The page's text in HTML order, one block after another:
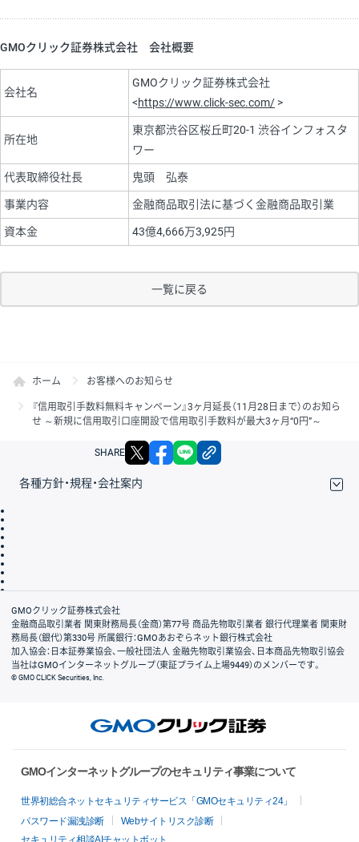
GMOクリック証券株式会社 会社概要
会社名
GMOクリック証券株式会社
<https://www.click-sec.com/ >
所在地
東京都渋谷区桜丘町20-1 渋谷インフォスタ
ワー
代表取締役社長 鬼頭 弘泰
事業内容 金融商品取引法に基づく金融商品取引業
資本金 43億4,666万3,925円
一覧に戻る
ホーム お客様へのお知らせ
『信用取引手数料無料キャンペーン』3ヶ月延長（11月28日まで）のお知ら
せ ～新規に信用取引口座開設で信用取引手数料が最大3ヶ月“0円”～
SHARE X facebook
各種方針・規程・会社案内
会社案内
GMOクリック証券株式会社
金融商品取引業者 関東財務局長（金商）第77号 商品先物取引業者 銀行代理業者 関東財
務局長（銀代）第330号 所属銀行：GMOあおぞらネット銀行株式会社
加入協会：日本証券業協会、一般社団法人 金融先物取引業協会、日本商品先物取引協会
当社はGMOインターネットグループ（東証プライム上場9449）のメンバーです。
© GMO CLICK Securities, Inc.
GMOインターネットグループのセキュリティ事業について
世界初総合ネットセキュリティサービス「GMOセキュリティ24」
パスワード漏洩診断
Webサイトリスク診断
セキュリティ相談AIチャットボット